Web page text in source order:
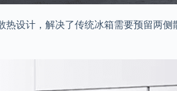
热设计 ，解决了传统冰箱需要预留两